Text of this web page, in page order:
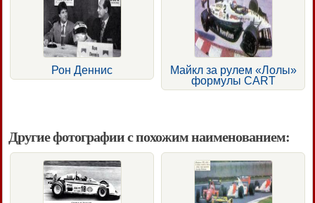
Рон Деннис
Майкл за рулем «Лолы»
формулы CART
Другие фотографии с похожим наименованием: